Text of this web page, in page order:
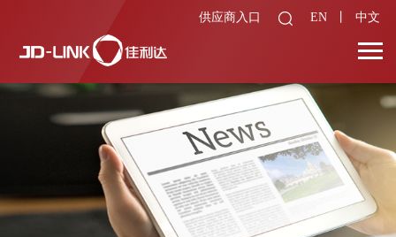
供应商入口 EN 中文